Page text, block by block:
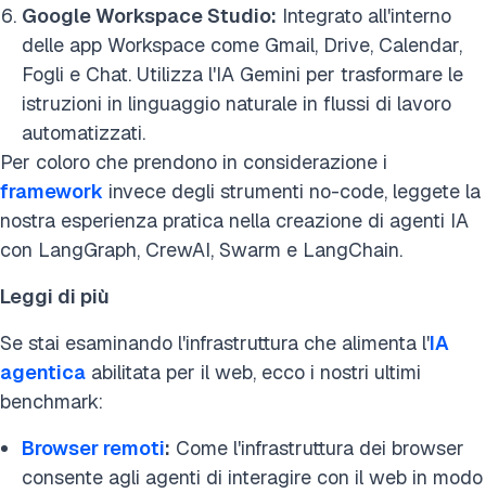
Google Workspace Studio: Integrato all'interno
delle app Workspace come Gmail, Drive, Calendar,
Fogli e Chat. Utilizza l'IA Gemini per trasformare le
istruzioni in linguaggio naturale in flussi di lavoro
automatizzati.
Per coloro che prendono in considerazione i
framework invece degli strumenti no-code, leggete la
nostra esperienza pratica nella creazione di agenti IA
con LangGraph, CrewAI, Swarm e LangChain.
Leggi di più
Se stai esaminando l'infrastruttura che alimenta l'IA
agentica abilitata per il web, ecco i nostri ultimi
benchmark:
Browser remoti: Come l'infrastruttura dei browser
consente agli agenti di interagire con il web in modo